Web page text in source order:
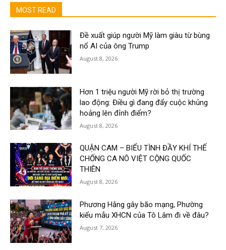
MOST READ
Đề xuất giúp người Mỹ làm giàu từ bùng
nổ AI của ông Trump
August 8, 2026
Hơn 1 triệu người Mỹ rời bỏ thị trường
lao động: Điều gì đang đẩy cuộc khủng
hoảng lên đỉnh điểm?
August 8, 2026
QUẬN CAM – BIỂU TÌNH ĐẦY KHÍ THẾ
CHỐNG CA NÔ VIỆT CỘNG QUỐC
THIÊN
August 8, 2026
Phương Hằng gây bão mạng, Phường
kiểu mẫu XHCN của Tô Lâm đi về đâu?
August 7, 2026